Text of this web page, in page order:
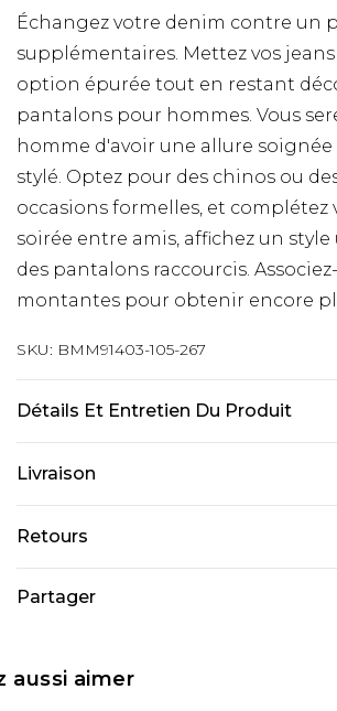
Échangez votre denim contre un
supplémentaires. Mettez vos
option épurée tout en restant
pantalons pour hommes. Vous
homme d'avoir une allure
stylé. Optez pour des chinos ou
occasions formelles, et
soirée entre amis, affichez un
des pantalons raccourcis.
montantes pour obtenir encore
SKU: BMM91403-105-267
Détails Et Entretien Du Produit
Livraison
Livraison standard France
Livraison expresse France
Cliquez et Collectez
Retours
nous retourner un article.
cosmétiques, les bijoux pour
Partager
aussi aimer